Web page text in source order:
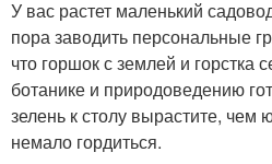
У вас растет маленький
пора заводить персональные
что горшок с землей и горстка
ботанике и природоведению
зелень к столу вырастите, чем
немало гордиться.